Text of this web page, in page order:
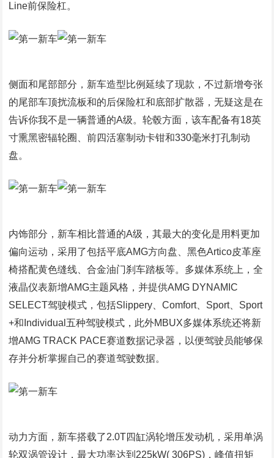
Line前保险杠。
侧面和尾部部分，新车造型比例延续了现款，不过新增夸张
的尾部车顶扰流板和的后保险杠和底部扩散器，无疑这是在
告诉你我不是一辆普通的A级。轮毂方面，该车配备有18英
寸熏黑密辐轮圈、前四活塞制动卡钳和330毫米打孔制动
盘。
内饰部分，新车相比普通的A级，其最大的变化是用料更加
偏向运动，采用了包括平底AMG方向盘、黑色Artico皮革座
椅搭配黄色缝线、合金油门刹车踏板等。多媒体系统上，全
液晶仪表新增AMG主题风格，并提供AMG DYNAMIC
SELECT驾驶模式，包括Slippery、Comfort、Sport、Sport
+和Individual五种驾驶模式，此外MBUX多媒体系统还将新
增AMG TRACK PACE赛道数据记录器，以便驾驶员能够保
存并分析掌握自己的赛道驾驶数据。
动力方面，新车搭载了2.0T四缸涡轮增压发动机，采用单涡
轮双涡管设计，最大功率达到225kW( 306PS)，峰值扭矩